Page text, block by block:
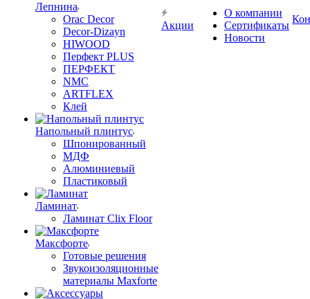
Лепнина
Orac Decor
Decor-Dizayn
HIWOOD
Перфект PLUS
ПЕРФЕКТ
NMC
ARTFLEX
Клей
Напольный плинтус
Шпонированный
МДФ
Алюминиевый
Пластиковый
Ламинат
Ламинат Clix Floor
Максфорте
Готовые решения
Звукоизоляционные
материалы Maxforte
Акции
О компании
Сертификаты
Новости